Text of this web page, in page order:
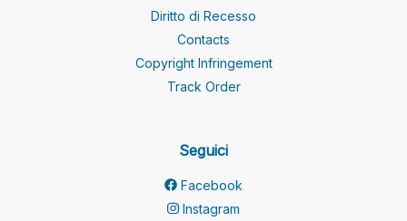
Diritto di Recesso
Contacts
Copyright Infringement
Track Order
Seguici
Facebook
Instagram